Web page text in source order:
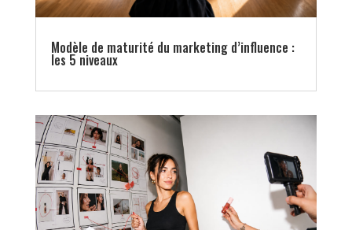
Modèle de maturité du marketing d’influence :
les 5 niveaux